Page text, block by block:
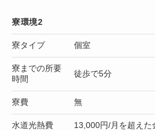
寮環境2
寮タイプ 個室
寮までの所要
時間
徒歩で5分
寮費 無
水道光熱費 13,000円/月を超えた